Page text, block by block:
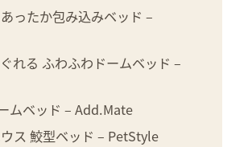
ったか包み込みベッド –
れる ふわふわドームベッド –
ムベッド – Add.Mate
ス 鮫型ベッド – PetStyle